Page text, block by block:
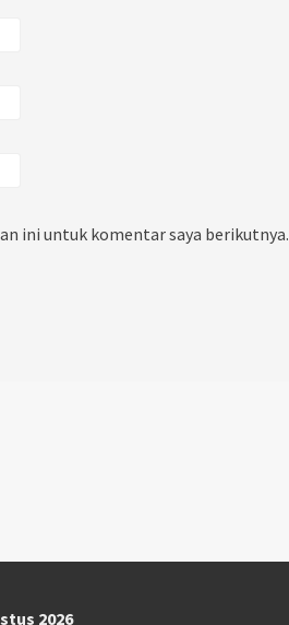
ini untuk komentar saya berikutnya.
2026